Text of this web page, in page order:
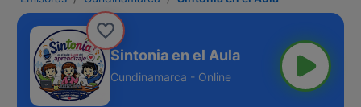
Sintonia en el Aula
Cundinamarca - Online